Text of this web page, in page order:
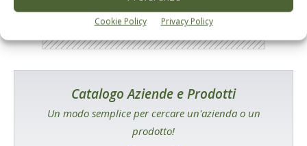
Cookie Policy Privacy Policy
Catalogo Aziende e Prodotti
Un modo semplice per cercare un'azienda o un
prodotto!